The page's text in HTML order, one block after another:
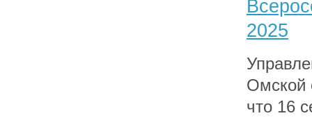
2025
Омской
что 16